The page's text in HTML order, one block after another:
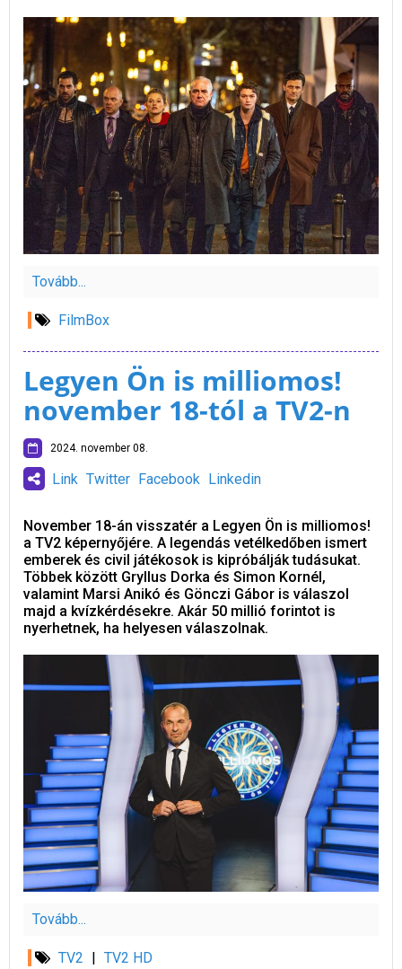
Tovább...
FilmBox
Legyen Ön is milliomos!
november 18-tól a TV2-n
2024. november 08.
Link Twitter Facebook Linkedin
November 18-án visszatér a Legyen Ön is milliomos!
a TV2 képernyőjére. A legendás vetélkedőben ismert
emberek és civil játékosok is kipróbálják tudásukat.
Többek között Gryllus Dorka és Simon Kornél,
valamint Marsi Anikó és Gönczi Gábor is válaszol
majd a kvízkérdésekre. Akár 50 millió forintot is
nyerhetnek, ha helyesen válaszolnak.
Tovább...
TV2 TV2 HD